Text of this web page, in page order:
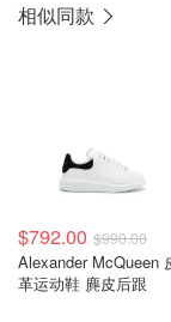
相似同款
$792.00 $990.00
Alexander McQueen 皮
革运动鞋 麂皮后跟